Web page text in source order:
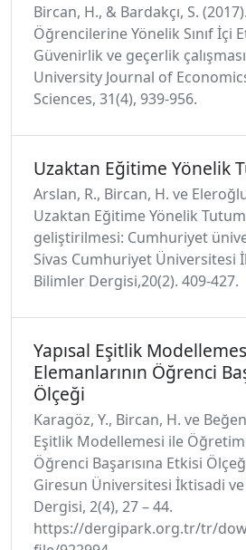
Bircan, H., & Bardakçı, S.
Öğrencilerine Yönelik Sınıf İçi
Güvenirlik ve geçerlik
University Journal of
Sciences, 31(4), 939-956.
Uzaktan Eğitime Yönelik
Arslan, R., Bircan, H. ve
Uzaktan Eğitime Yönelik
geliştirilmesi: Cumhuriyet
Sivas Cumhuriyet Üniversitesi
Bilimler Dergisi,20(2). 409-427.
Yapısal Eşitlik
Elemanlarının Öğrenci
Ölçeği
Karagöz, Y., Bircan, H. ve
Eşitlik Modellemesi ile Öğretim
Öğrenci Başarısına Etkisi
Giresun Üniversitesi İktisadi
Dergisi, 2(4), 27 – 44.
https://dergipark.org.tr/tr/